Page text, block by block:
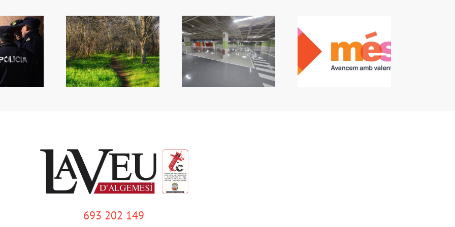
la inversió
en zones verdes
Reobri l’aparcament del
Mercat
més Algemesí: L’alcalde
convoca un ple per a
que no vaja l’oposició
693 202 149